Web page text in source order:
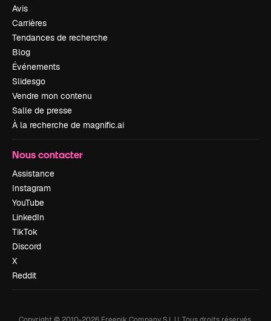
Avis
Carrières
Tendances de recherche
Blog
Événements
Slidesgo
Vendre mon contenu
Salle de presse
À la recherche de magnific.ai
Nous contacter
Assistance
Instagram
YouTube
LinkedIn
TikTok
Discord
X
Reddit